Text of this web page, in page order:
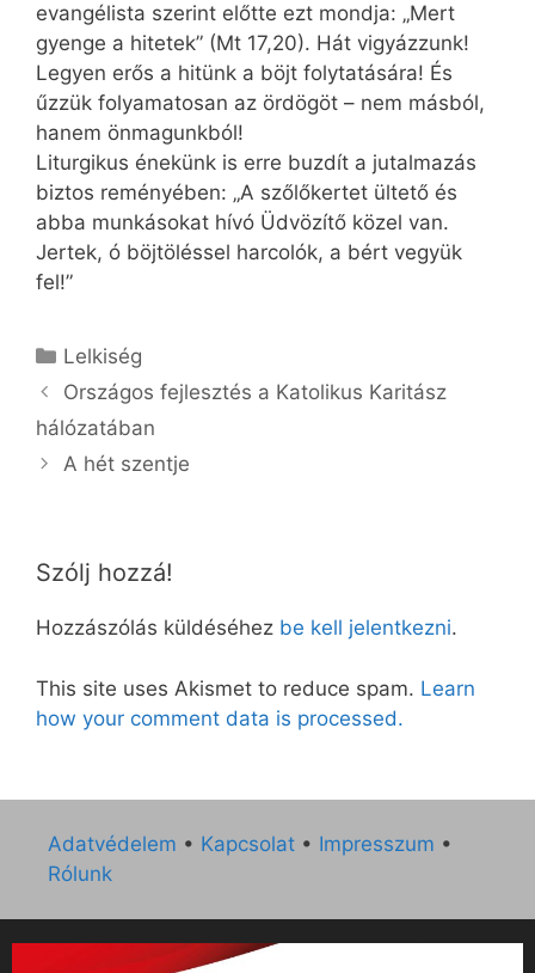
evangélista szerint előtte ezt mondja: „Mert
gyenge a hitetek” (Mt 17,20). Hát vigyázzunk!
Legyen erős a hitünk a böjt folytatására! És
űzzük folyamatosan az ördögöt – nem másból,
hanem önmagunkból!
Liturgikus énekünk is erre buzdít a jutalmazás
biztos reményében: „A szőlőkertet ültető és
abba munkásokat hívó Üdvözítő közel van.
Jertek, ó böjtöléssel harcolók, a bért vegyük
fel!”
Kategória
Lelkiség
Országos fejlesztés a Katolikus Karitász
hálózatában
A hét szentje
Szólj hozzá!
Hozzászólás küldéséhez be kell jelentkezni.
This site uses Akismet to reduce spam. Learn
how your comment data is processed.
Adatvédelem • Kapcsolat • Impresszum •
Rólunk